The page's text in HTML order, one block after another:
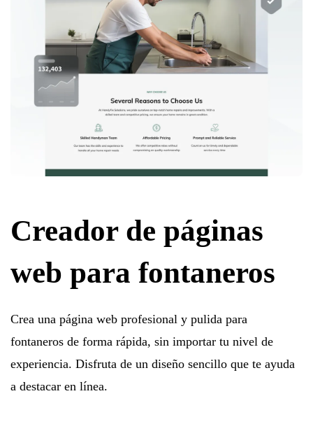
Creador de páginas
web para fontaneros
Crea una página web profesional y pulida para
fontaneros de forma rápida, sin importar tu nivel de
experiencia. Disfruta de un diseño sencillo que te ayuda
a destacar en línea.